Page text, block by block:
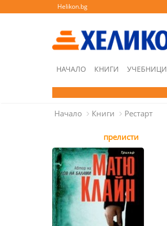
Helikon.bg
НАЧАЛО КНИГИ УЧЕБНИЦИ
Начало Книги Рестарт
прелисти